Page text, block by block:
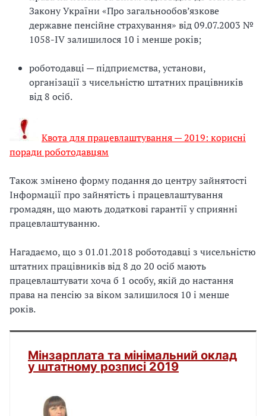
Закону України «Про загальнообов’язкове
державне пенсійне страхування» від 09.07.2003 №
1058-IV залишилося 10 і менше років;
роботодавці — підприємства, установи,
організації з чисельністю штатних працівників
від 8 осіб.
Квота для працевлаштування — 2019: корисні
поради роботодавцям
Також змінено форму подання до центру зайнятості
Інформації про зайнятість і працевлаштування
громадян, що мають додаткові гарантії у сприянні
працевлаштуванню.
Нагадаємо, що з 01.01.2018 роботодавці з чисельністю
штатних працівників від 8 до 20 осіб мають
працевлаштувати хоча б 1 особу, якій до настання
права на пенсію за віком залишилося 10 і менше
років.
Мінзарплата та мінімальний оклад
у штатному розписі 2019